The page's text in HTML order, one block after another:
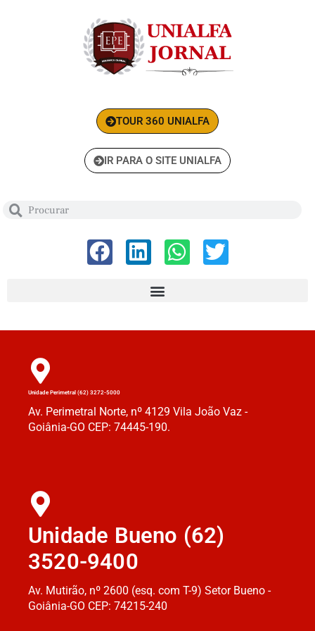
TOUR 360 UNIALFA
IR PARA O SITE UNIALFA
Unidade Perimetral (62) 3272-5000
Av. Perimetral Norte, nº 4129 Vila João Vaz -
Goiânia-GO CEP: 74445-190.
Unidade Bueno (62)
3520-9400
Av. Mutirão, nº 2600 (esq. com T-9) Setor Bueno -
Goiânia-GO CEP: 74215-240